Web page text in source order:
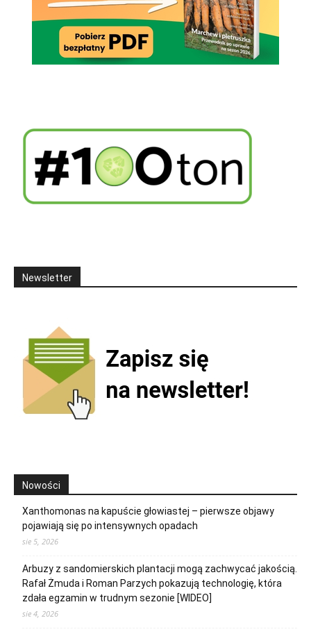
Newsletter
Nowości
Xanthomonas na kapuście głowiastej – pierwsze objawy
pojawiają się po intensywnych opadach
sie 5, 2026
Arbuzy z sandomierskich plantacji mogą zachwycać jakością.
Rafał Żmuda i Roman Parzych pokazują technologię, która
zdała egzamin w trudnym sezonie [WIDEO]
sie 4, 2026